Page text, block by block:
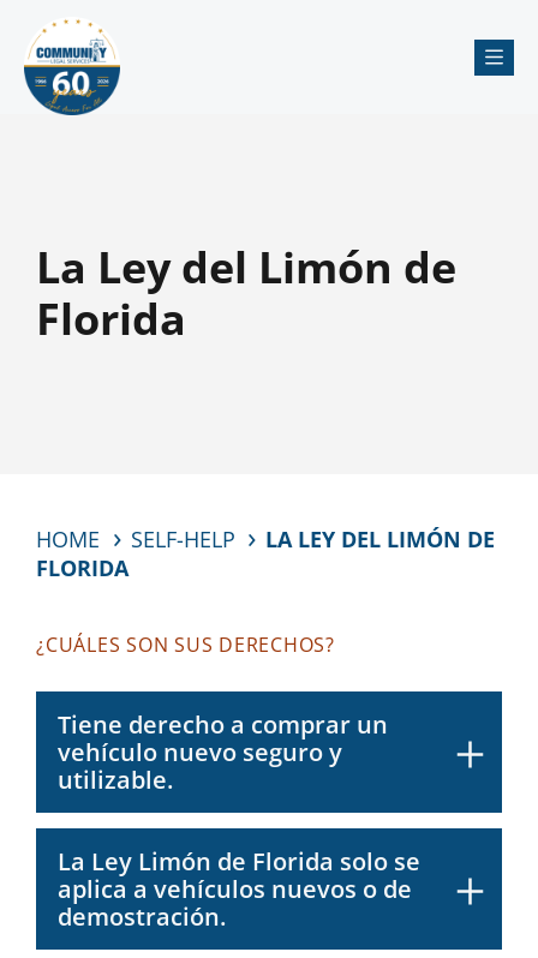
La Ley del Limón de
Florida
HOME SELF-HELP
LA LEY DEL LIMÓN DE
FLORIDA
¿CUÁLES SON SUS DERECHOS?
Tiene derecho a comprar un
vehículo nuevo seguro y
utilizable.
La Ley Limón de Florida solo se
aplica a vehículos nuevos o de
demostración.